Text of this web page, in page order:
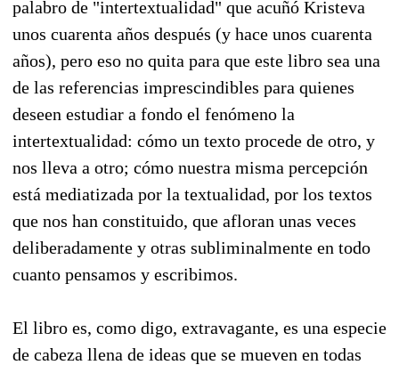
palabro de "intertextualidad" que acuñó Kristeva
unos cuarenta años después (y hace unos cuarenta
años), pero eso no quita para que este libro sea una
de las referencias imprescindibles para quienes
deseen estudiar a fondo el fenómeno la
intertextualidad: cómo un texto procede de otro, y
nos lleva a otro; cómo nuestra misma percepción
está mediatizada por la textualidad, por los textos
que nos han constituido, que afloran unas veces
deliberadamente y otras subliminalmente en todo
cuanto pensamos y escribimos.
El libro es, como digo, extravagante, es una especie
de cabeza llena de ideas que se mueven en todas